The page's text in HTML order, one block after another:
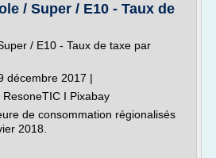
/ Super / E10 - Taux de
/ E10 - Taux de taxe par
décembre 2017 |
I Pixabay
de consommation régionalisés
2018.